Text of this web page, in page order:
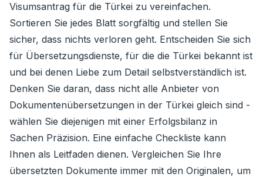
Visumsantrag für die Türkei zu vereinfachen.
Sortieren Sie jedes Blatt sorgfältig und stellen Sie
sicher, dass nichts verloren geht. Entscheiden Sie sich
für Übersetzungsdienste, für die die Türkei bekannt ist
und bei denen Liebe zum Detail selbstverständlich ist.
Denken Sie daran, dass nicht alle Anbieter von
Dokumentenübersetzungen in der Türkei gleich sind -
wählen Sie diejenigen mit einer Erfolgsbilanz in
Sachen Präzision. Eine einfache Checkliste kann
Ihnen als Leitfaden dienen. Vergleichen Sie Ihre
übersetzten Dokumente immer mit den Originalen, um